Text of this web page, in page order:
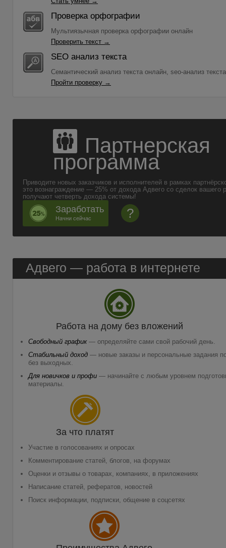
Проверка орфографии
Мультиязычная проверка орфографии онлайн
Проверить текст →
SEO анализ текста
Семантический анализ текста онлайн, seo-анализ текста
Пройти проверку →
Партнерская
программа
Приводите новых заказчиков и исполнителей в рамках
это вознаграждение — 25% от дохода Адвего со сделок вашего
получают четверть дохода системы!
Заработать
Начни сейчас ?
Адвего — работа в интернете
Работа на дому без вложений
Свободный график— определяйте сами свой рабочий день.
Стабильный доход — новые заказы и персональные задания
без выходных.
Для новичков и профи — начинайте с любым уровнем
материалы.
За что платят
Участие в голосованиях и опросах
Комментирование статей, блогов, на форумах
Оценки и отзывы о товарах, компаниях, в приложениях
Написание статей, рефератов, новостей
Поиск информации, подписки, общение в соцсетях